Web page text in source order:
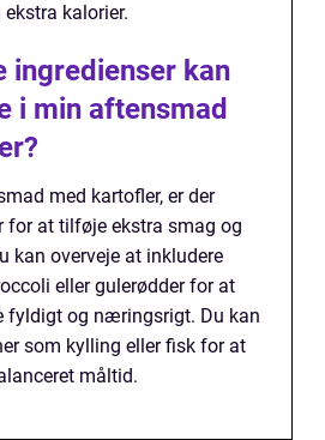
kalorier.
ingredienser kan
i min aftensmad
med kartofler, er der
for at tilføje ekstra smag og
kan overveje at inkludere
eller gulerødder for at
fyldigt og næringsrigt. Du kan
som kylling eller fisk for at
måltid.